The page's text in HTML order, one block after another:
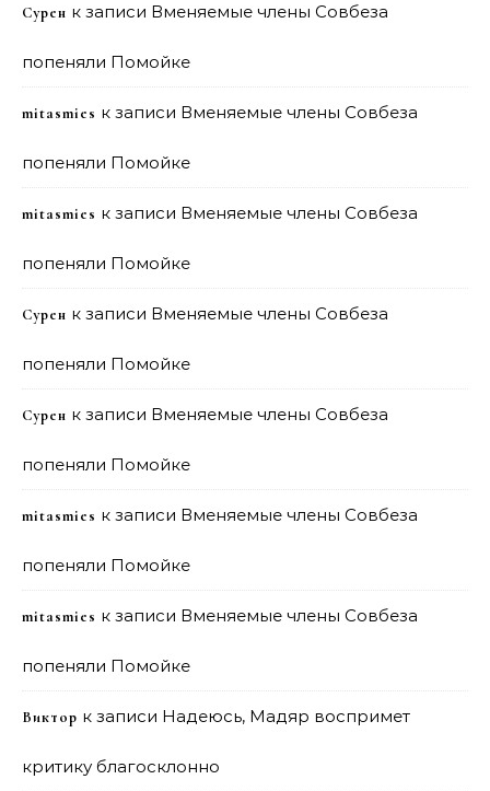
Сурен к записи Вменяемые члены Совбеза
попеняли Помойке
mitasmies к записи Вменяемые члены Совбеза
попеняли Помойке
mitasmies к записи Вменяемые члены Совбеза
попеняли Помойке
Сурен к записи Вменяемые члены Совбеза
попеняли Помойке
Сурен к записи Вменяемые члены Совбеза
попеняли Помойке
mitasmies к записи Вменяемые члены Совбеза
попеняли Помойке
mitasmies к записи Вменяемые члены Совбеза
попеняли Помойке
Виктор к записи Надеюсь, Мадяр воспримет
критику благосклонно